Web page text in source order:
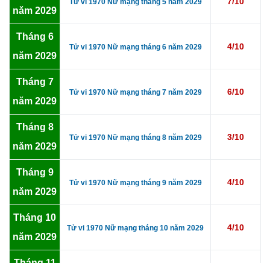
năm 2029
Tháng 6
năm 2029
Tử vi 1970 Nữ mạng tháng 6 năm 2029 4/10
Tháng 7
năm 2029
Tử vi 1970 Nữ mạng tháng 7 năm 2029 6/10
Tháng 8
năm 2029
Tử vi 1970 Nữ mạng tháng 8 năm 2029 3/10
Tháng 9
năm 2029
Tử vi 1970 Nữ mạng tháng 9 năm 2029 4/10
Tháng 10
năm 2029
Tử vi 1970 Nữ mạng tháng 10 năm 2029 4/10